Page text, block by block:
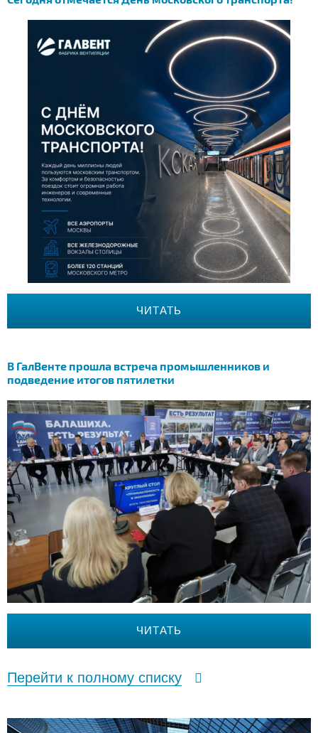
ЧИТАТЬ
В ГалВенте прошла встреча промышленников и
подведение итогов пятилетки
ЧИТАТЬ
Перейти к полному списку